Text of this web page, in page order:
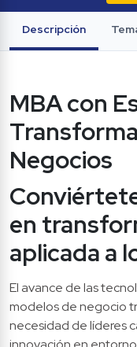
Descripción
MBA con
Negocios
en
aplicada a
El avance de las
modelos de negocio
necesidad de líderes